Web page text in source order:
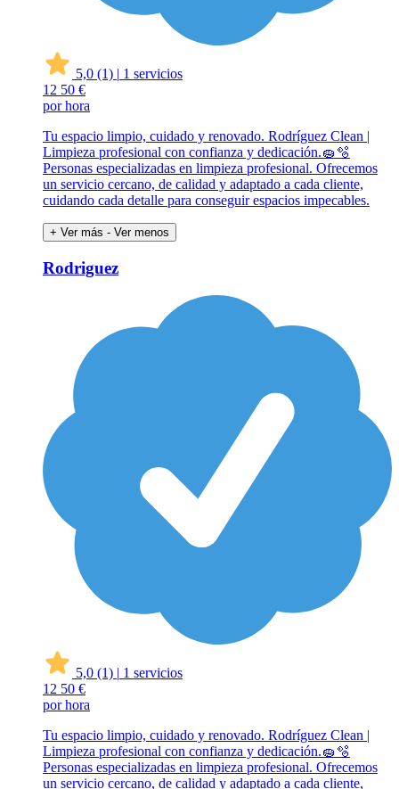
5,0 (1) | 1 servicios
12 50 €
por hora
Tu espacio limpio, cuidado y renovado. Rodríguez Clean |
Limpieza profesional con confianza y dedicación.🧽🫧
Personas especializadas en limpieza profesional. Ofrecemos
un servicio cercano, de calidad y adaptado a cada cliente,
cuidando cada detalle para conseguir espacios impecables.
+ Ver más - Ver menos
Rodriguez
5,0 (1) | 1 servicios
12 50 €
por hora
Tu espacio limpio, cuidado y renovado. Rodríguez Clean |
Limpieza profesional con confianza y dedicación.🧽🫧
Personas especializadas en limpieza profesional. Ofrecemos
un servicio cercano, de calidad y adaptado a cada cliente,